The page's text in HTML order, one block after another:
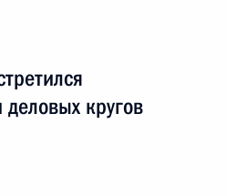
кругов